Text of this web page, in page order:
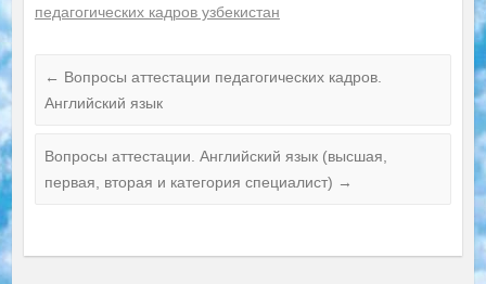
педагогических кадров узбекистан
← Вопросы аттестации педагогических кадров.
Английский язык
Вопросы аттестации. Английский язык (высшая,
первая, вторая и категория специалист) →